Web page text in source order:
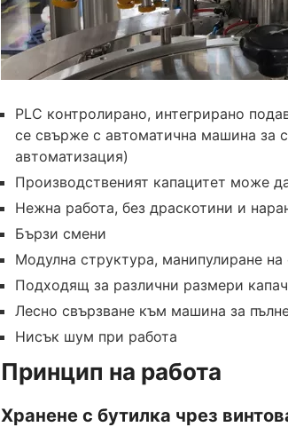
PLC контролирано, интегрирано
се свърже с автоматична машина за
автоматизация)
Производственият капацитет може
Нежна работа, без драскотини и
Бързи смени
Модулна структура, манипулиране
Подходящ за различни размери
Лесно свързване към машина за
Нисък шум при работа
Принцип на работа
Хранене с бутилка чрез